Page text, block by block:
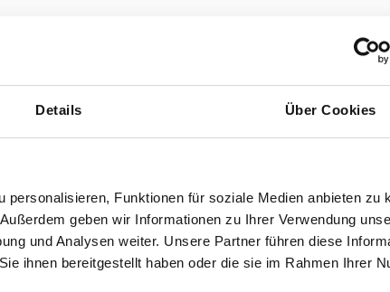
Details Über Cookies
Funktionen für soziale Medien anbieten zu
geben wir Informationen zu Ihrer Verwendung
und Analysen weiter. Unsere Partner führen diese
ihnen bereitgestellt haben oder die sie im Rahmen Ihrer
Form Farbe Grundkörper
aktualisiert.
1-3 Tage
4-20 Tage